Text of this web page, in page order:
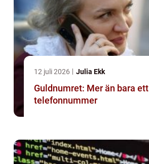
12 juli 2026 Julia Ekk
Guldnumret: Mer än bara ett
telefonnummer